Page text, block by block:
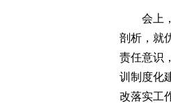
会上，
剖析，就
责任意识
训制度化
改落实工